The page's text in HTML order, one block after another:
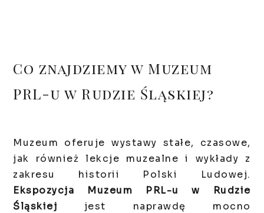
Co znajdziemy w Muzeum
PRL-u w Rudzie Śląskiej?
Muzeum oferuje wystawy stałe, czasowe,
jak również lekcje muzealne i wykłady z
zakresu historii Polski Ludowej.
Ekspozycja Muzeum PRL-u w Rudzie
Śląskiej jest naprawdę mocno